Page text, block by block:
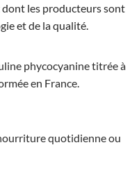
les producteurs sont
et de la qualité.
phycocyanine titrée à
en France.
quotidienne ou